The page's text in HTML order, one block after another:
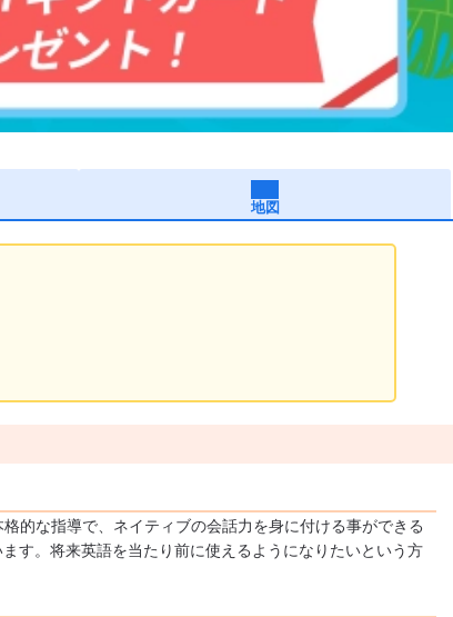
地図
的な指導で、ネイティブの会話力を身に付ける事ができる
す。将来英語を当たり前に使えるようになりたいという方